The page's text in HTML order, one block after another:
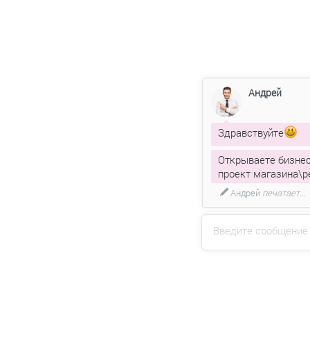
Введите сообщение
Андрей
Здравствуйте
Открываете
проект
Андрейпечатает...